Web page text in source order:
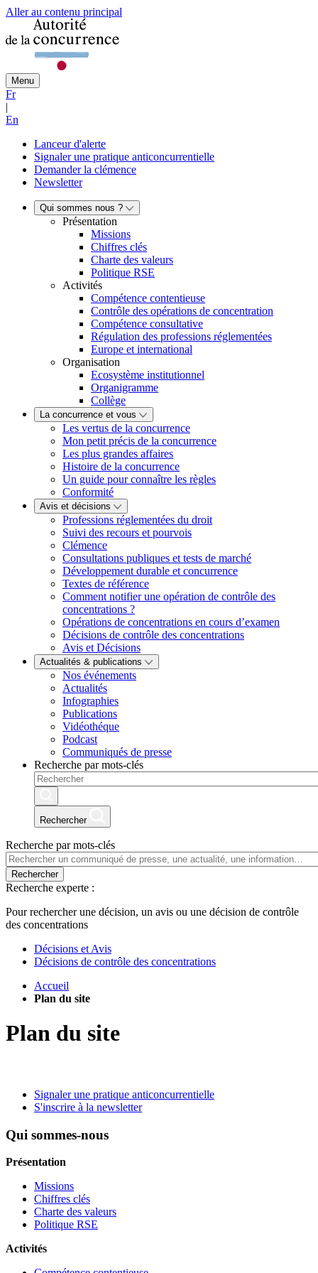
Aller au contenu principal
Menu
Fr
|
En
Lanceur d'alerte
Signaler une pratique anticoncurrentielle
Demander la clémence
Newsletter
Qui sommes nous ?
Présentation
Missions
Chiffres clés
Charte des valeurs
Politique RSE
Activités
Compétence contentieuse
Contrôle des opérations de concentration
Compétence consultative
Régulation des professions réglementées
Europe et international
Organisation
Ecosystème institutionnel
Organigramme
Collège
La concurrence et vous
Les vertus de la concurrence
Mon petit précis de la concurrence
Les plus grandes affaires
Histoire de la concurrence
Un guide pour connaître les règles
Conformité
Avis et décisions
Professions réglementées du droit
Suivi des recours et pourvois
Clémence
Consultations publiques et tests de marché
Développement durable et concurrence
Textes de référence
Comment notifier une opération de contrôle des
concentrations ?
Opérations de concentrations en cours d’examen
Décisions de contrôle des concentrations
Avis et Décisions
Actualités & publications
Nos événements
Actualités
Infographies
Publications
Vidéothéque
Podcast
Communiqués de presse
Recherche par mots-clés
Rechercher
Recherche par mots-clés
Rechercher
Recherche experte :
Pour rechercher une décision, un avis ou une décision de contrôle
des concentrations
Décisions et Avis
Décisions de contrôle des concentrations
Accueil
Plan du site
Plan du site
Signaler une pratique anticoncurrentielle
S'inscrire à la newsletter
Qui sommes-nous
Présentation
Missions
Chiffres clés
Charte des valeurs
Politique RSE
Activités